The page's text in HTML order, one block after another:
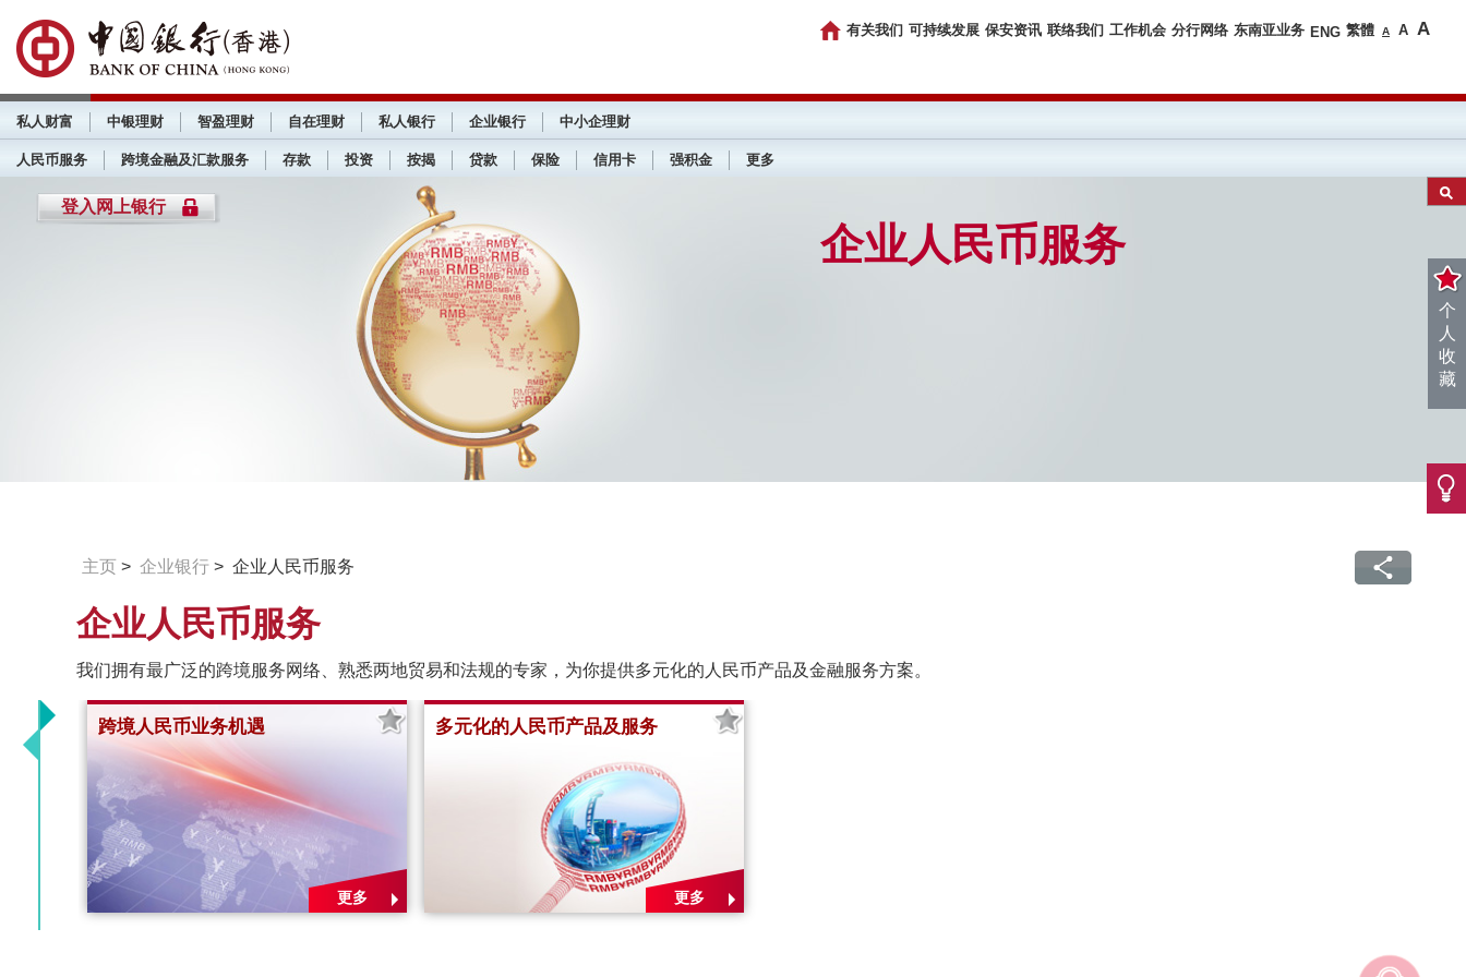
有关我们 可持续发展 保安资讯 联络我们 工作机会 分行网络 东南亚业务 ENG 繁體 A A A
私人财富 中银理财 智盈理财 自在理财 私人银行 企业银行 中小企理财
人民币服务 跨境金融及汇款服务 存款 投资 按揭 贷款 保险 信用卡 强积金 更多
登入网上银行
企业人民币服务
个
人
收
藏
主页 > 企业银行 > 企业人民币服务
企业人民币服务
我们拥有最广泛的跨境服务网络、熟悉两地贸易和法规的专家，为你提供多元化的人民币产品及金融服务方案。
更多
跨境人民币业务机遇
更多
多元化的人民币产品及服务